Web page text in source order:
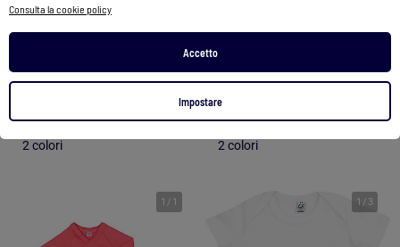
Consulta la cookie policy
Accetto
Impostare
Set di 2 body neonato manica lunga
2 colori
Body neonato con apertura incrociata
2 colori
1 / 1 1 / 3